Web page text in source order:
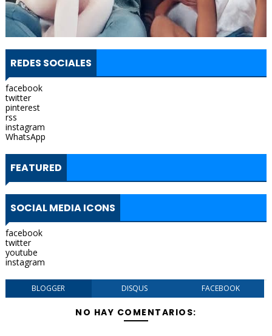
REDES SOCIALES
facebook
twitter
pinterest
rss
instagram
WhatsApp
FEATURED
SOCIAL MEDIA ICONS
facebook
twitter
youtube
instagram
BLOGGER DISQUS FACEBOOK
NO HAY COMENTARIOS: